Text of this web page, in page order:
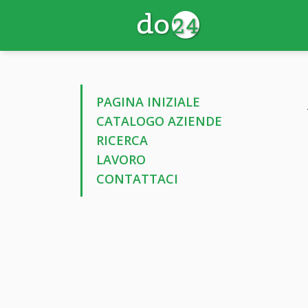
PAGINA INIZIALE
CATALOGO AZIENDE
RICERCA
LAVORO
CONTATTACI